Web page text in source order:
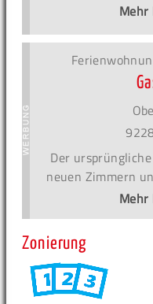
Der
neuen Zimmern
Zonierung